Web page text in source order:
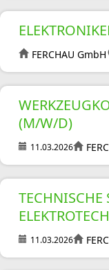
FERCHAU GmbH
(M/W/D)
11.03.2026
TECHNISCHE
11.03.2026